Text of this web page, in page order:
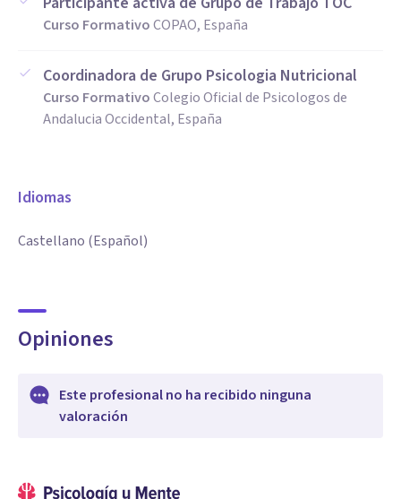
Curso FormativoCOPAO, España
Coordinadora de Grupo Psicologia Nutricional
Curso FormativoColegio Oficial de Psicologos de
Andalucia Occidental, España
Idiomas
Castellano (Español)
Opiniones
Este profesional no ha recibido ninguna
valoración